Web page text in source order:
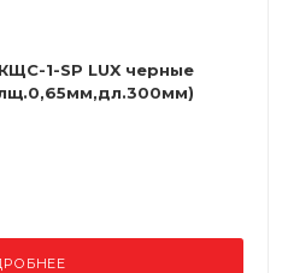
1-SP LUX черные